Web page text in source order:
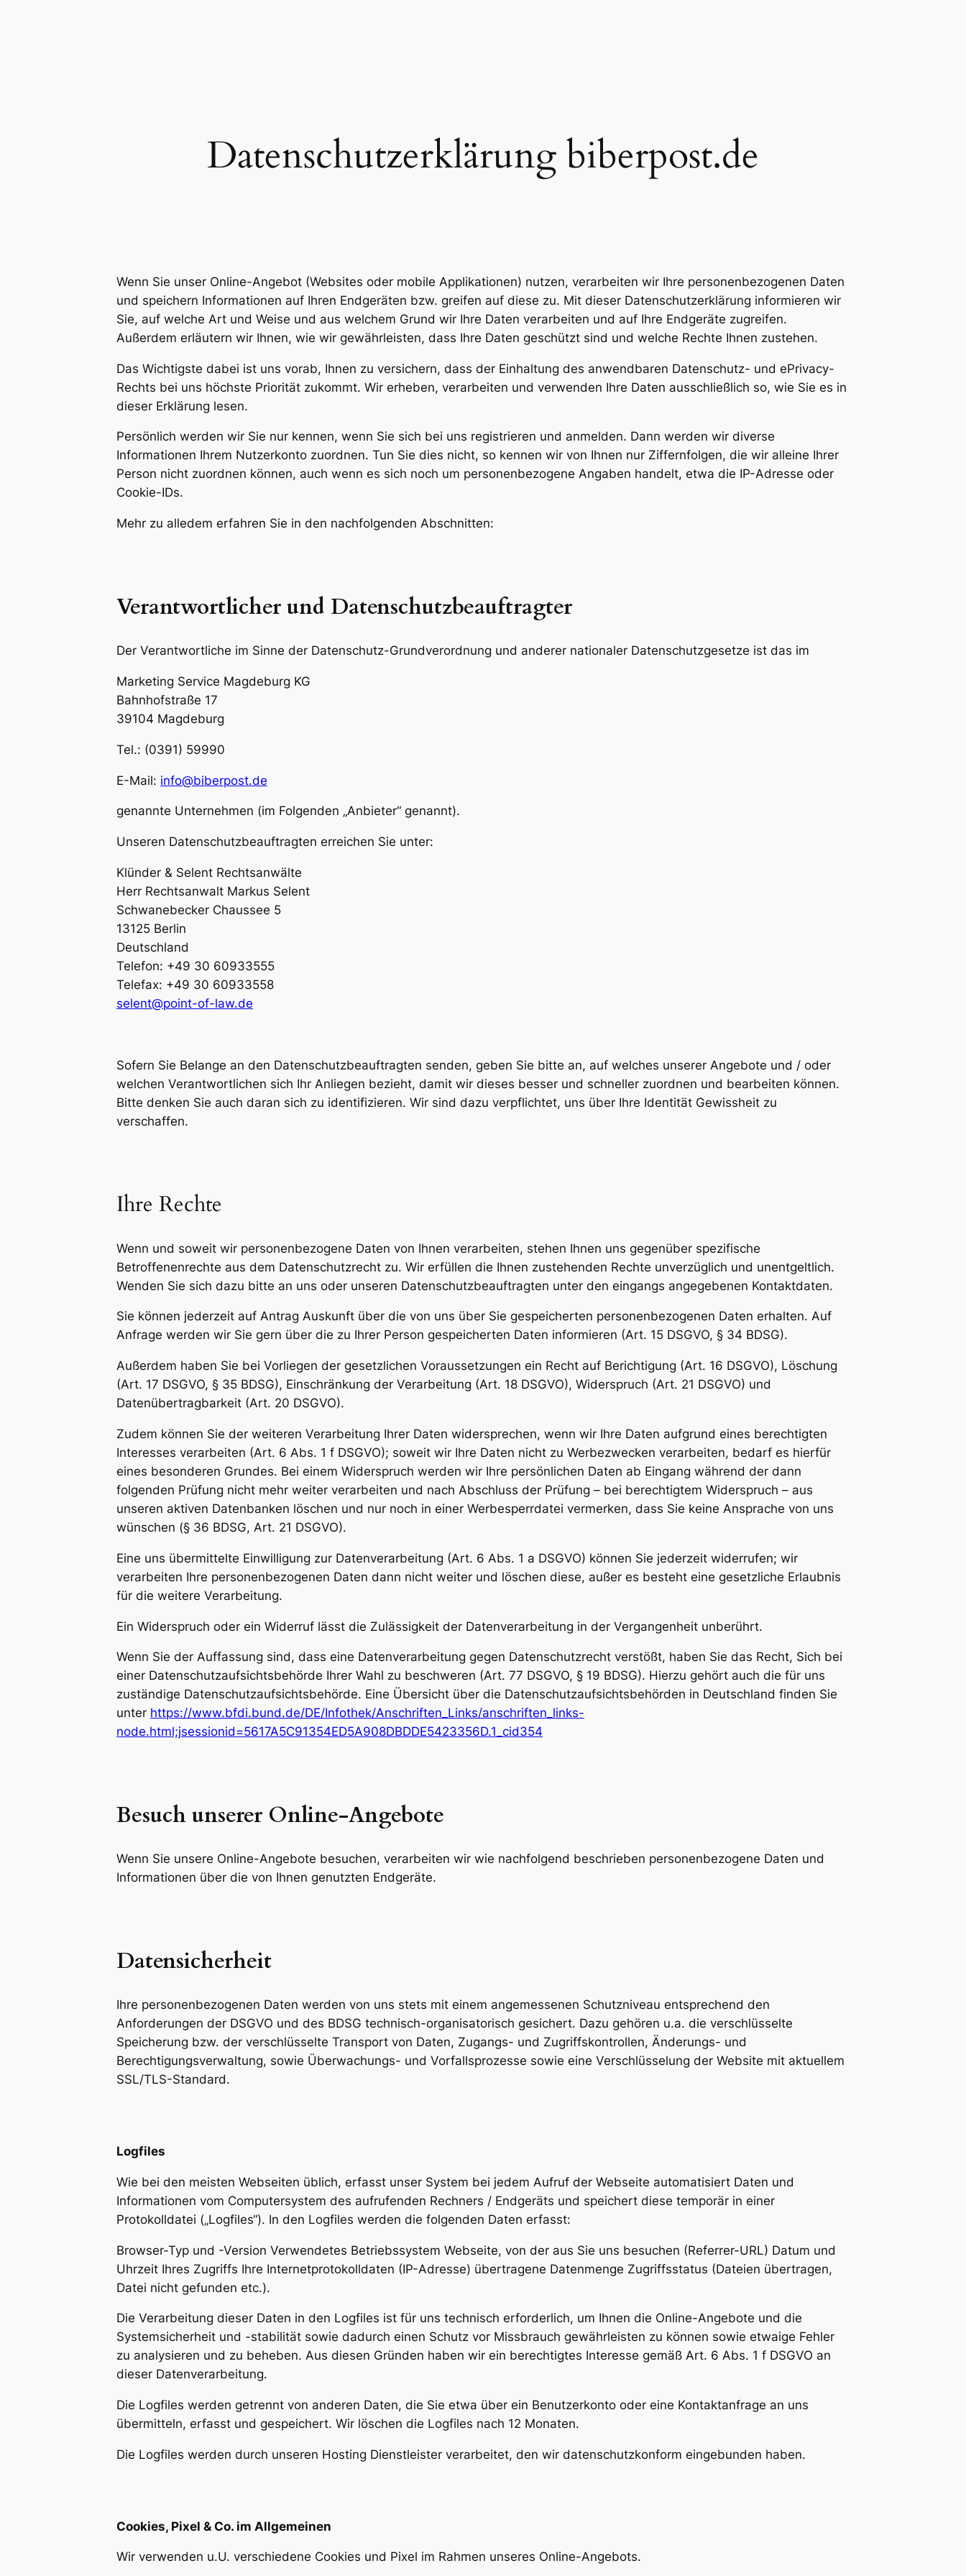
Datenschutzerklärung biberpost.de
Wenn Sie unser Online-Angebot (Websites oder mobile Applikationen) nutzen, verarbeiten wir Ihre personenbezogenen Daten
und speichern Informationen auf Ihren Endgeräten bzw. greifen auf diese zu. Mit dieser Datenschutzerklärung informieren wir
Sie, auf welche Art und Weise und aus welchem Grund wir Ihre Daten verarbeiten und auf Ihre Endgeräte zugreifen.
Außerdem erläutern wir Ihnen, wie wir gewährleisten, dass Ihre Daten geschützt sind und welche Rechte Ihnen zustehen.
Das Wichtigste dabei ist uns vorab, Ihnen zu versichern, dass der Einhaltung des anwendbaren Datenschutz- und ePrivacy-
Rechts bei uns höchste Priorität zukommt. Wir erheben, verarbeiten und verwenden Ihre Daten ausschließlich so, wie Sie es in
dieser Erklärung lesen.
Persönlich werden wir Sie nur kennen, wenn Sie sich bei uns registrieren und anmelden. Dann werden wir diverse
Informationen Ihrem Nutzerkonto zuordnen. Tun Sie dies nicht, so kennen wir von Ihnen nur Ziffernfolgen, die wir alleine Ihrer
Person nicht zuordnen können, auch wenn es sich noch um personenbezogene Angaben handelt, etwa die IP-Adresse oder
Cookie-IDs.
Mehr zu alledem erfahren Sie in den nachfolgenden Abschnitten:
Verantwortlicher und Datenschutzbeauftragter
Der Verantwortliche im Sinne der Datenschutz-Grundverordnung und anderer nationaler Datenschutzgesetze ist das im
Marketing Service Magdeburg KG
Bahnhofstraße 17
39104 Magdeburg
Tel.: (0391) 59990
E-Mail: info@biberpost.de
genannte Unternehmen (im Folgenden „Anbieter“ genannt).
Unseren Datenschutzbeauftragten erreichen Sie unter:
Klünder & Selent Rechtsanwälte
Herr Rechtsanwalt Markus Selent
Schwanebecker Chaussee 5
13125 Berlin
Deutschland
Telefon: +49 30 60933555
Telefax: +49 30 60933558
selent@point-of-law.de
Sofern Sie Belange an den Datenschutzbeauftragten senden, geben Sie bitte an, auf welches unserer Angebote und / oder
welchen Verantwortlichen sich Ihr Anliegen bezieht, damit wir dieses besser und schneller zuordnen und bearbeiten können.
Bitte denken Sie auch daran sich zu identifizieren. Wir sind dazu verpflichtet, uns über Ihre Identität Gewissheit zu
verschaffen.
Ihre Rechte
Wenn und soweit wir personenbezogene Daten von Ihnen verarbeiten, stehen Ihnen uns gegenüber spezifische
Betroffenenrechte aus dem Datenschutzrecht zu. Wir erfüllen die Ihnen zustehenden Rechte unverzüglich und unentgeltlich.
Wenden Sie sich dazu bitte an uns oder unseren Datenschutzbeauftragten unter den eingangs angegebenen Kontaktdaten.
Sie können jederzeit auf Antrag Auskunft über die von uns über Sie gespeicherten personenbezogenen Daten erhalten. Auf
Anfrage werden wir Sie gern über die zu Ihrer Person gespeicherten Daten informieren (Art. 15 DSGVO, § 34 BDSG).
Außerdem haben Sie bei Vorliegen der gesetzlichen Voraussetzungen ein Recht auf Berichtigung (Art. 16 DSGVO), Löschung
(Art. 17 DSGVO, § 35 BDSG), Einschränkung der Verarbeitung (Art. 18 DSGVO), Widerspruch (Art. 21 DSGVO) und
Datenübertragbarkeit (Art. 20 DSGVO).
Zudem können Sie der weiteren Verarbeitung Ihrer Daten widersprechen, wenn wir Ihre Daten aufgrund eines berechtigten
Interesses verarbeiten (Art. 6 Abs. 1 f DSGVO); soweit wir Ihre Daten nicht zu Werbezwecken verarbeiten, bedarf es hierfür
eines besonderen Grundes. Bei einem Widerspruch werden wir Ihre persönlichen Daten ab Eingang während der dann
folgenden Prüfung nicht mehr weiter verarbeiten und nach Abschluss der Prüfung – bei berechtigtem Widerspruch – aus
unseren aktiven Datenbanken löschen und nur noch in einer Werbesperrdatei vermerken, dass Sie keine Ansprache von uns
wünschen (§ 36 BDSG, Art. 21 DSGVO).
Eine uns übermittelte Einwilligung zur Datenverarbeitung (Art. 6 Abs. 1 a DSGVO) können Sie jederzeit widerrufen; wir
verarbeiten Ihre personenbezogenen Daten dann nicht weiter und löschen diese, außer es besteht eine gesetzliche Erlaubnis
für die weitere Verarbeitung.
Ein Widerspruch oder ein Widerruf lässt die Zulässigkeit der Datenverarbeitung in der Vergangenheit unberührt.
Wenn Sie der Auffassung sind, dass eine Datenverarbeitung gegen Datenschutzrecht verstößt, haben Sie das Recht, Sich bei
einer Datenschutzaufsichtsbehörde Ihrer Wahl zu beschweren (Art. 77 DSGVO, § 19 BDSG). Hierzu gehört auch die für uns
zuständige Datenschutzaufsichtsbehörde. Eine Übersicht über die Datenschutzaufsichtsbehörden in Deutschland finden Sie
unter https://www.bfdi.bund.de/DE/Infothek/Anschriften_Links/anschriften_links-
node.html;jsessionid=5617A5C91354ED5A908DBDDE5423356D.1_cid354
Besuch unserer Online-Angebote
Wenn Sie unsere Online-Angebote besuchen, verarbeiten wir wie nachfolgend beschrieben personenbezogene Daten und
Informationen über die von Ihnen genutzten Endgeräte.
Datensicherheit
Ihre personenbezogenen Daten werden von uns stets mit einem angemessenen Schutzniveau entsprechend den
Anforderungen der DSGVO und des BDSG technisch-organisatorisch gesichert. Dazu gehören u.a. die verschlüsselte
Speicherung bzw. der verschlüsselte Transport von Daten, Zugangs- und Zugriffskontrollen, Änderungs- und
Berechtigungsverwaltung, sowie Überwachungs- und Vorfallsprozesse sowie eine Verschlüsselung der Website mit aktuellem
SSL/TLS-Standard.
Logfiles
Wie bei den meisten Webseiten üblich, erfasst unser System bei jedem Aufruf der Webseite automatisiert Daten und
Informationen vom Computersystem des aufrufenden Rechners / Endgeräts und speichert diese temporär in einer
Protokolldatei („Logfiles“). In den Logfiles werden die folgenden Daten erfasst:
Browser-Typ und -Version Verwendetes Betriebssystem Webseite, von der aus Sie uns besuchen (Referrer-URL) Datum und
Uhrzeit Ihres Zugriffs Ihre Internetprotokolldaten (IP-Adresse) übertragene Datenmenge Zugriffsstatus (Dateien übertragen,
Datei nicht gefunden etc.).
Die Verarbeitung dieser Daten in den Logfiles ist für uns technisch erforderlich, um Ihnen die Online-Angebote und die
Systemsicherheit und -stabilität sowie dadurch einen Schutz vor Missbrauch gewährleisten zu können sowie etwaige Fehler
zu analysieren und zu beheben. Aus diesen Gründen haben wir ein berechtigtes Interesse gemäß Art. 6 Abs. 1 f DSGVO an
dieser Datenverarbeitung.
Die Logfiles werden getrennt von anderen Daten, die Sie etwa über ein Benutzerkonto oder eine Kontaktanfrage an uns
übermitteln, erfasst und gespeichert. Wir löschen die Logfiles nach 12 Monaten.
Die Logfiles werden durch unseren Hosting Dienstleister verarbeitet, den wir datenschutzkonform eingebunden haben.
Cookies, Pixel & Co. im Allgemeinen
Wir verwenden u.U. verschiedene Cookies und Pixel im Rahmen unseres Online-Angebots.